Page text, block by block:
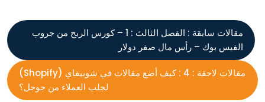
مقالات سابقة :
الفصل الثالث : 1 – كورس الربح من جروب
الفيس بوك – رأس مال صفر دولار
مقالات لاحقة :
4 : كيف أضع مقالات في شوبيفاي (Shopify)
لجلب العملاء من جوجل؟